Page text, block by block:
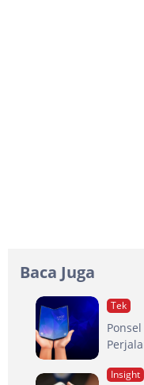
Baca Juga
Tek
Insight